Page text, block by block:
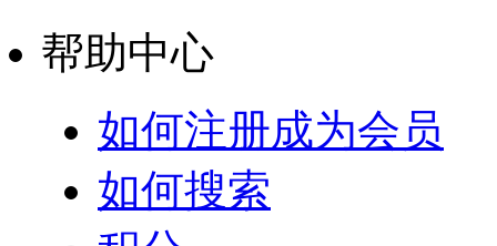
帮助中心
如何注册成为会员
如何搜索